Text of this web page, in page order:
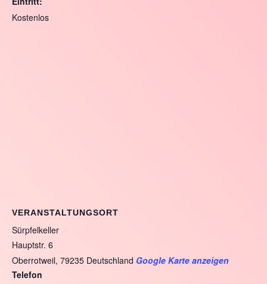
Kostenlos
VERANSTALTUNGSORT
Sürpfelkeller
Hauptstr. 6
Oberrotweil, 79235 Deutschland Google Karte anzeigen
Telefon